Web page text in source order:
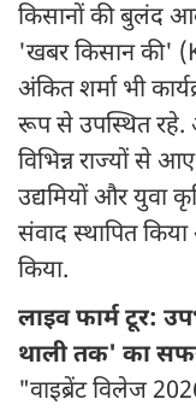
किसानों की बुलंद
'खबर किसान की'
अंकित शर्मा भी
रूप से उपस्थित रहे.
विभिन्न राज्यों से
उद्यमियों और युवा
संवाद स्थापित
किया.
लाइव फार्म टूर:
थाली तक' का
"वाइब्रेंट विलेज